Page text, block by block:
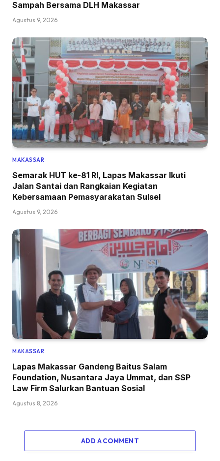
Sampah Bersama DLH Makassar
Agustus 9, 2026
MAKASSAR
Semarak HUT ke-81 RI, Lapas Makassar Ikuti
Jalan Santai dan Rangkaian Kegiatan
Kebersamaan Pemasyarakatan Sulsel
Agustus 9, 2026
MAKASSAR
Lapas Makassar Gandeng Baitus Salam
Foundation, Nusantara Jaya Ummat, dan SSP
Law Firm Salurkan Bantuan Sosial
Agustus 8, 2026
ADD A COMMENT